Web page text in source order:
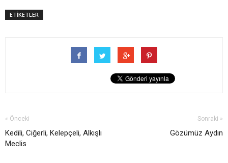
ETİKETLER
« Önceki
Kedili, Ciğerli, Kelepçeli, Alkışlı
Meclis
Sonraki »
Gözümüz Aydın